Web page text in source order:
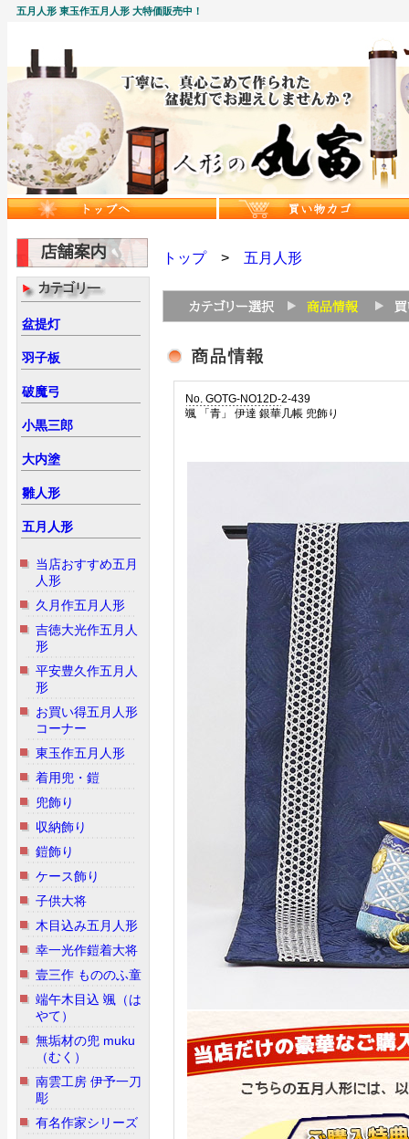
五月人形 東玉作五月人形 大特価販売中！
盆提灯
羽子板
破魔弓
小黒三郎
大内塗
雛人形
五月人形
当店おすすめ五月
人形
久月作五月人形
吉徳大光作五月人
形
平安豊久作五月人
形
お買い得五月人形
コーナー
東玉作五月人形
着用兜・鎧
兜飾り
収納飾り
鎧飾り
ケース飾り
子供大将
木目込み五月人形
幸一光作鎧着大将
壹三作 もののふ童
端午木目込 颯（は
やて）
無垢材の兜 muku
（むく）
南雲工房 伊予一刀
彫
有名作家シリーズ
トップ> 五月人形
No. GOTG-NO12D-2-439
颯 「青」 伊達 銀華几帳 兜飾り